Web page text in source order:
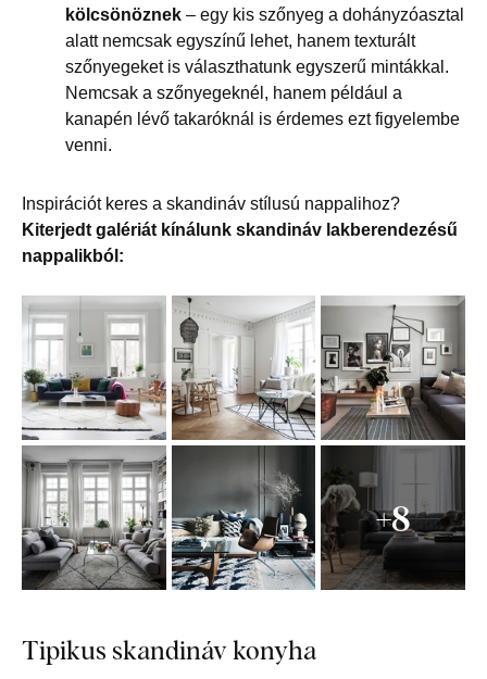
kölcsönöznek – egy kis szőnyeg a dohányzóasztal
alatt nemcsak egyszínű lehet, hanem texturált
szőnyegeket is választhatunk egyszerű mintákkal.
Nemcsak a szőnyegeknél, hanem például a
kanapén lévő takaróknál is érdemes ezt figyelembe
venni.
Inspirációt keres a skandináv stílusú nappalihoz?
Kiterjedt galériát kínálunk skandináv lakberendezésű
nappalikból:
+8
Tipikus skandináv konyha